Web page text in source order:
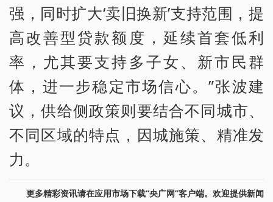
强，同时扩大‘卖旧换新’支持范围，提
高改善型贷款额度，延续首套低利
率，尤其要支持多子女、新市民群
体，进一步稳定市场信心。”张波建
议，供给侧政策则要结合不同城市、
不同区域的特点，因城施策、精准发
力。
更多精彩资讯请在应用市场下载“央广网”客户端。欢迎提供新闻